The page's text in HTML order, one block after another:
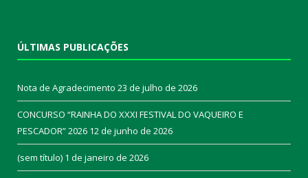
ÚLTIMAS PUBLICAÇÕES
Nota de Agradecimento 23 de julho de 2026
CONCURSO “RAINHA DO XXXI FESTIVAL DO VAQUEIRO E
PESCADOR” 2026 12 de junho de 2026
(sem título) 1 de janeiro de 2026